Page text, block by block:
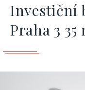
Investiční
Praha 3 35